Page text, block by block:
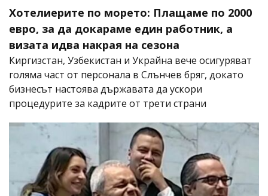
Хотелиерите по морето: Плащаме по 2000
евро, за да докараме един работник, а
визата идва накрая на сезона
Киргизстан, Узбекистан и Украйна вече осигуряват
голяма част от персонала в Слънчев бряг, докато
бизнесът настоява държавата да ускори
процедурите за кадрите от трети страни